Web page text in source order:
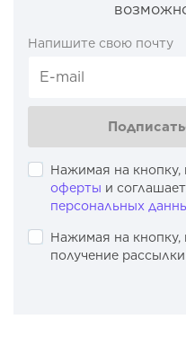
Напишите свою почту
Нажимая на кнопку,
оферты и
персональных
Нажимая на кнопку,
получение рассылки